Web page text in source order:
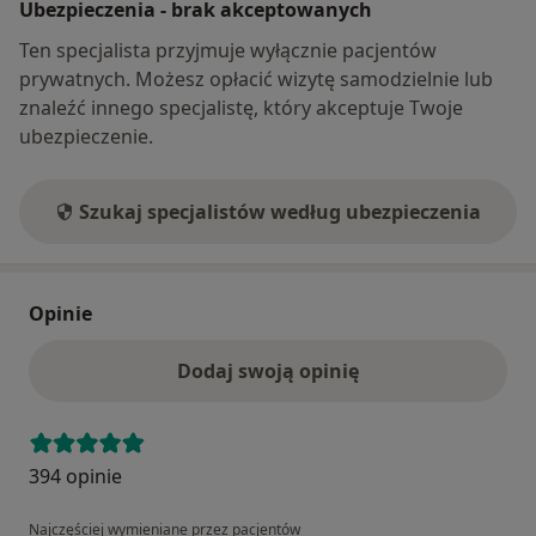
terapia/ proponowane inne zalecenia. W celu
optymalnego przebiegu wizyty/ diagnostyki proszę na
pierwszą wizytę przynieść ewentualnie posiadaną
dotychczasową dokumentację medyczną.
Następne wizyty (kontrolne) trwają około 25 minut. W
pacjenta, reakcja na terapię, która w razie
konieczności jest modyfikowana.
Ubezpieczenia - brak akceptowanych
Ten specjalista przyjmuje wyłącznie pacjentów
prywatnych. Możesz opłacić wizytę samodzielnie lub
znaleźć innego specjalistę, który akceptuje Twoje
ubezpieczenie.
Szukaj specjalistów według ubezpieczenia
Opinie
Dodaj swoją opinię
394 opinie
Najczęściej wymieniane przez pacjentów